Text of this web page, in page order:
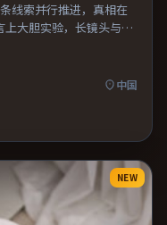
线索并行推进，真相在
大胆实验，长镜头与特
周末一口气看完。
中国
NEW